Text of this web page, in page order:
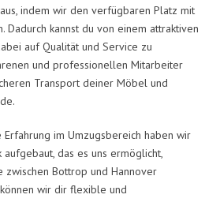
indem wir den verfügbaren Platz mit
Dadurch kannst du von einem attraktiven
auf Qualität und Service zu
und professionellen Mitarbeiter
Transport deiner Möbel und
im Umzugsbereich haben wir
das es uns ermöglicht,
Bottrop und Hannover
wir dir flexible und